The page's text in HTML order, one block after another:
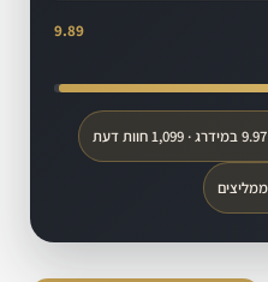
9.89
9.97 במידרג · 1,099 חוות דעת